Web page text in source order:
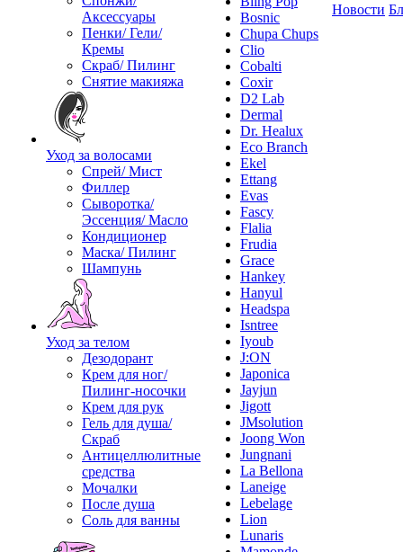
Аксессуары
Пенки/ Гели/
Кремы
Скраб/ Пилинг
Снятие макияжа
Уход за волосами
Спрей/ Мист
Филлер
Сыворотка/
Эссенция/ Масло
Кондиционер
Маска/ Пилинг
Шампунь
Уход за телом
Дезодорант
Крем для ног/
Пилинг-носочки
Крем для рук
Гель для душа/
Скраб
Антицеллюлитные
средства
Мочалки
После душа
Соль для ванны
Bosnic
Chupa Chups
Clio
Cobalti
Coxir
D2 Lab
Dermal
Dr. Healux
Eco Branch
Ekel
Ettang
Evas
Fascy
Flalia
Frudia
Grace
Hankey
Hanyul
Headspa
Isntree
Iyoub
J:ON
Japonica
Jayjun
Jigott
JMsolution
Joong Won
Jungnani
La Bellona
Laneige
Lebelage
Lion
Lunaris
Новости